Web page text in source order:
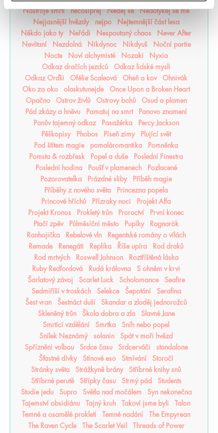
Nástroje smrti
něcosipřej Nedej se
Nedotýkej se mě
Nejjasnější hvězdy
nejpo
Nejtemnější část lesa
Někdo jako ty
Neřádi Nespoutaný chaos
Never After
Nevítaní
Nezdolná Nikdynoc Nikdyuš
Noční partie
Nocte
Noví alchymisté Nozaki
Nyxia
Odkaz dračích jezdců
Odkaz lidské mysli
Odkaz Orďši
Ofélie Scaleová Oheň a kov
Ohnivák
Oko za oko
olaskutunejde
Once Upon a Broken Heart
Opačno
Ostrov živlů Ostrovy bohů
Osud a plamen
Pád zkázy a hněvu
Pamatuj na smrt
Panovo znamení
Panův tajemný odkaz
Pasažérka
Percy Jackson
Pěškopisy
Phobos Píseň zimy
Plující svět
Pod štítem magie
pomaláromantika
Pomněnka
Pomsta & rozbřesk
Popel a duše
Poslední Finestra
Poslední hodina
Poušť v plamenech
Pozlacené
Pozorovatelka
Prázdné sliby
Příběh magie
Příběhy z nového světa
Princezna popela
Princové hříchů
Přízraky noci
Projekt Alfa
Projekt Kronos
Prokletý trůn Proroctví
První konec
Ptačí zpěv
Půlměsíční město Pupíky
Ragnarök
Ranhojička
Rebelové vln
Regentské romány o vílách
Remade
Renegáti Replika Říše upíra
Rod draků
Rod mrtvých
Roswell Johnson
Roztříštěná láska
Ruby Redfordová
Rudá královna
S ohněm v krvi
Šarlatový závoj
Scarlet Luck Scholomance
Seafire
Sedmiříší v troskách
Selekce Šepotání
Serafina
Šest vran
Šestnáct duší
Skandar a zloděj jednorožců
Skleněný trůn
Škola dobra a zla
Slavné Jane
Smrtící vzdělání
Smrtka
Sníh nebo popel
Snílek Neznámý
solanin
Spát v moři hvězd
Spřízněni volbou
Srdce času Srdcerváči
standalone
Šťastné dívky
Stínové eso Stmívání
Storočí
Stránky světa
Strážkyně brány
Stříbrné knihy snů
Stříbrné perutě
Střípky času Strmý pád
Students
Studie jedu
Supro Světla nad močálem
Syn nekonečna
Tajemství obsidiánu
Tajný kruh Takoví jsme byli
Talon
Temné a osamělé prokletí
Temné nadání
The Empyrean
The Raven Cycle
The Scarlet Veil
Threads of Power